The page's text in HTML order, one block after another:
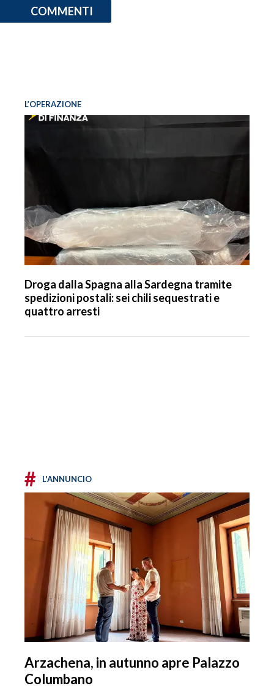
COMMENTI
L’OPERAZIONE
Droga dalla Spagna alla Sardegna tramite
spedizioni postali: sei chili sequestrati e
quattro arresti
# L'ANNUNCIO
Arzachena, in autunno apre Palazzo
Columbano